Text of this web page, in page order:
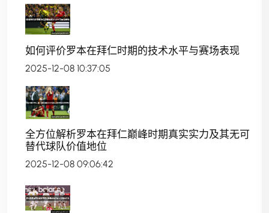
如何评价罗本在拜仁时期的技术水平与赛场表现
2025-12-08 10:37:05
全方位解析罗本在拜仁巅峰时期真实实力及其无可
替代球队价值地位
2025-12-08 09:06:42